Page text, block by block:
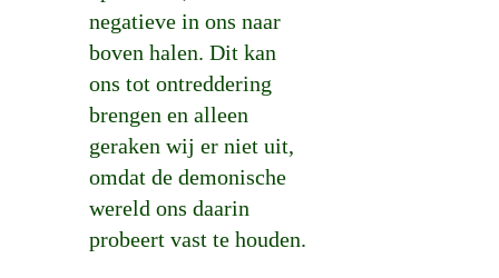
negatieve in ons naar
boven halen. Dit kan
ons tot ontreddering
brengen en alleen
geraken wij er niet uit,
omdat de demonische
wereld ons daarin
probeert vast te houden.